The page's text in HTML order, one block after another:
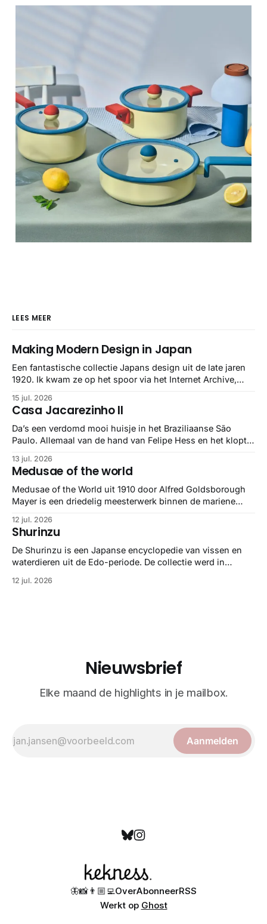
LEES MEER
Making Modern Design in Japan
Een fantastische collectie Japans design uit de late jaren
1920. Ik kwam ze op het spoor via het Internet Archive,
gebundeld in een: boek ✨ Daarin hebben ze alle scans een
stuk netter getrokken, maar op deze manier vind ik ze er
minstens
15 jul. 2026
Casa Jacarezinho II
Da’s een verdomd mooi huisje in het Braziliaanse São
Paulo. Allemaal van de hand van Felipe Hess en het klopt
13 jul. 2026
Medusae of the world
Medusae of the World uit 1910 door Alfred Goldsborough
Mayer is een driedelig meesterwerk binnen de mariene
gedetailleerd overzicht van kwallensoorten en hun
taxonomie. Het boek staat bekend om de combinatie van
strikte wetenschap met prachtige, handgetekende
illustraties en kleurendrukplaten van Mayer zelf.
12 jul. 2026
Shurinzu
De Shurinzu is een Japanse encyclopedie van vissen en
waterdieren uit de Edo-periode. De collectie werd in
bekend om verfijnde technieken en bijna driedimensionale
12 jul. 2026
Nieuwsbrief
Elke maand de highlights in je mailbox.
Aanmelden
🦋📸👨🏼‍💻OverAbonneerRSS
Werkt op Ghost